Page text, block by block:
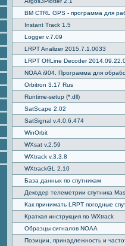
BM CTRL GPS - программа для
Instant Track 1.5
Logger v.7.09
LRPT Analizer 2015.7.1.0033
LRPT OffLine Decoder
NOAA i904. Программа для
Orbitron 3.17 Rus
Runtime-setup (*.dll)
SatScape 2.02
SatSignal v.4.0.6.474
WinOrbit
WXsat v.2.59
WXtrack v.3.3.8
WXtrackGL 2.10
База данных по спутникам
Декодер телеметрии спутника
Как принимать LRPT погодные
Краткая инструкция по WXtrack
Образцы сигналов NOAA
Позиции, принадлежность и